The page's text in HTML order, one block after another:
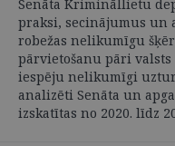
Senāta Krimināllietu
praksi, secinājumus un
robežas nelikumīgu
pārvietošanu pāri
iespēju nelikumīgi
analizēti Senāta un
izskatītas no 2020. līdz